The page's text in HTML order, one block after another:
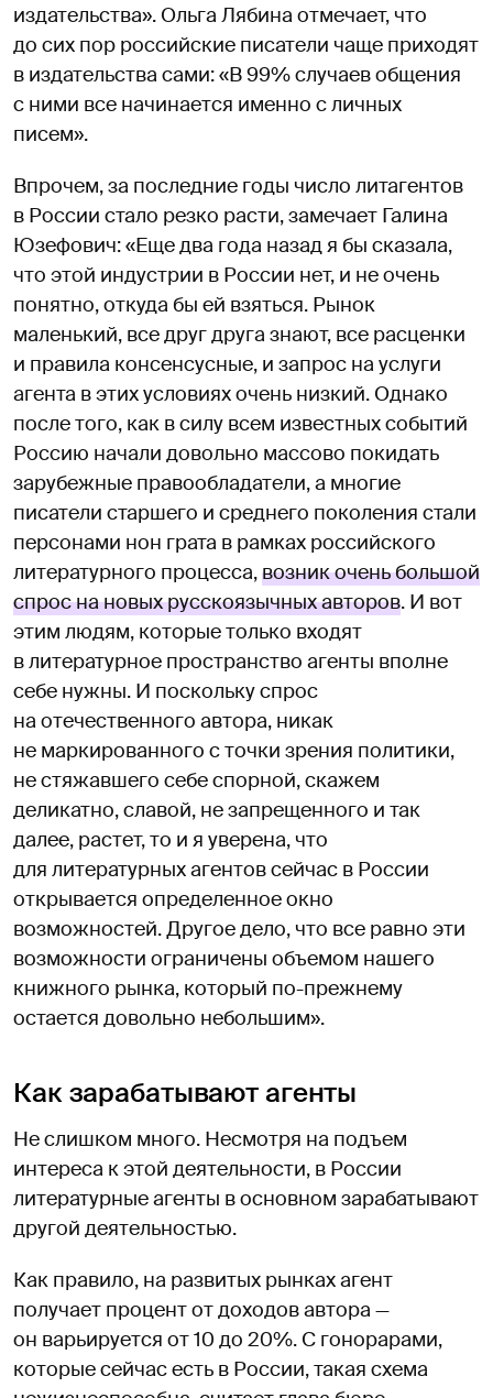
издательства». Ольга Лябина отмечает, что
до сих пор российские писатели чаще приходят
в издательства сами: «В 99% случаев общения
с ними все начинается именно с личных
писем».
Впрочем, за последние годы число литагентов
в России стало резко расти, замечает Галина
Юзефович: «Еще два года назад я бы сказала,
что этой индустрии в России нет, и не очень
понятно, откуда бы ей взяться. Рынок
маленький, все друг друга знают, все расценки
и правила консенсусные, и запрос на услуги
агента в этих условиях очень низкий. Однако
после того, как в силу всем известных событий
Россию начали довольно массово покидать
зарубежные правообладатели, а многие
писатели старшего и среднего поколения стали
персонами нон грата в рамках российского
литературного процесса,возник очень большой
спрос на новых русскоязычных авторов. И вот
этим людям, которые только входят
в литературное пространство агенты вполне
себе нужны. И поскольку спрос
на отечественного автора, никак
не маркированного с точки зрения политики,
не стяжавшего себе спорной, скажем
деликатно, славой, не запрещенного и так
далее, растет, то и я уверена, что
для литературных агентов сейчас в России
открывается определенное окно
возможностей. Другое дело, что все равно эти
возможности ограничены объемом нашего
книжного рынка, который по-прежнему
остается довольно небольшим».
Как зарабатывают агенты
Не слишком много. Несмотря на подъем
интереса к этой деятельности, в России
литературные агенты в основном зарабатывают
другой деятельностью.
Как правило, на развитых рынках агент
получает процент от доходов автора —
он варьируется от 10 до 20%. С гонорарами,
которые сейчас есть в России, такая схема